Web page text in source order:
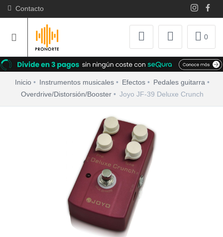
Contacto
0
Inicio Instrumentos musicales Efectos
Pedales guitarra
Overdrive/Distorsión/Booster
Joyo JF-39 Deluxe Crunch